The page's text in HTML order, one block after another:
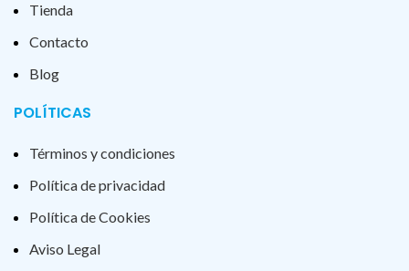
Tienda
Contacto
Blog
POLÍTICAS
Términos y condiciones
Política de privacidad
Política de Cookies
Aviso Legal